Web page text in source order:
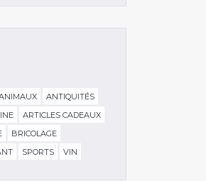
ANTIQUITÉS
ARTICLES CADEAUX
BRICOLAGE
SPORTS VIN